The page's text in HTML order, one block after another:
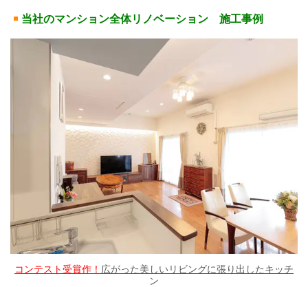
当社のマンション全体リノベーション 施工事例
コンテスト受賞作！ 広がった美しいリビングに張り出したキッチ
ン